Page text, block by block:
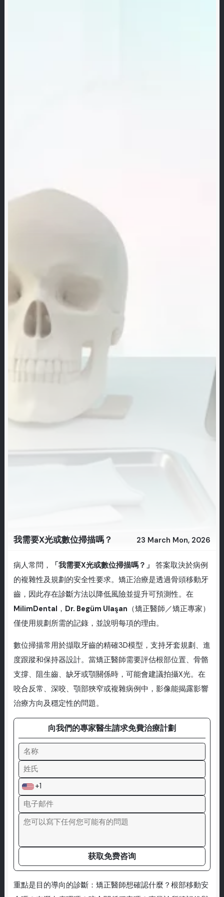
我需要X光或數位掃描嗎？ 23 March Mon, 2026
病人常問， 「我需要X光或數位掃描嗎？」
答案取決於病例
的複雜性及規劃的安全性要求。矯正治療是透過骨頭移動牙
齒，因此存在診斷方法以降低風險並提升可預測性。在
MilimDental ， Dr. Begüm Ulaşan （矯正醫師／矯正專家）
僅使用規劃所需的記錄，並說明每項的理由。
數位掃描常用於擷取牙齒的精確3D模型，支持牙套規劃、進
度跟蹤和保持器設計。當矯正醫師需要評估根部位置、骨骼
支撐、阻生齒、缺牙或顎關係時，可能會建議拍攝X光。在
咬合反常、深咬、顎部狹窄或複雜病例中，影像能揭露影響
治療方向及穩定性的問題。
向我們的專家醫生請求免費治療計劃
+1
获取免费咨询
重點是目的導向的診斷：矯正醫師想確認什麼？根部移動安